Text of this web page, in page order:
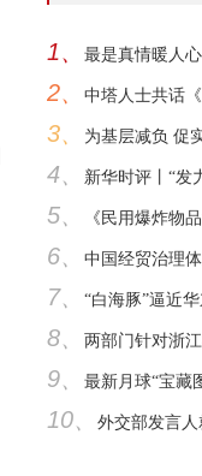
1、 最是真情暖人
2、 中塔人士共话
3、 为基层减负 促
4、 新华时评丨“发
5、 《民用爆炸物
6、 中国经贸治理
7、 “白海豚”逼近
8、 两部门针对浙
9、 最新月球“宝藏
10、 外交部发言